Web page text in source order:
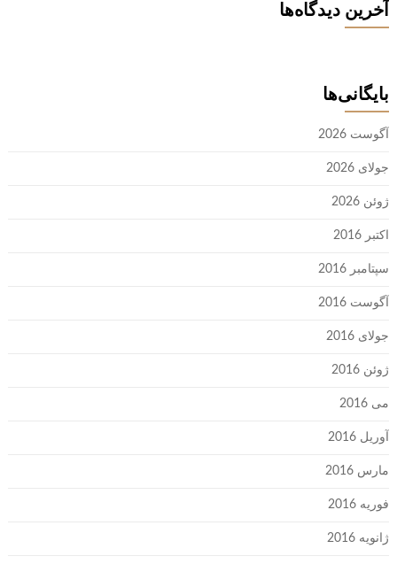
آخرین دیدگاه‌ها
بایگانی‌ها
آگوست 2026
جولای 2026
ژوئن 2026
اکتبر 2016
سپتامبر 2016
آگوست 2016
جولای 2016
ژوئن 2016
می 2016
آوریل 2016
مارس 2016
فوریه 2016
ژانویه 2016